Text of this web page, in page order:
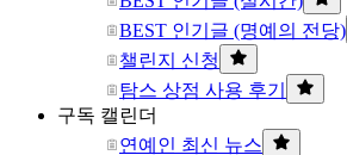
BEST 인기글 (명예의 전당)
챌린지 신청
탐스 상점 사용 후기
구독 캘린더
연예인 최신 뉴스